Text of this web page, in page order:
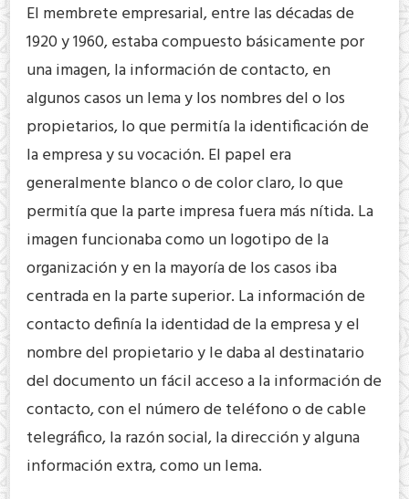
El membrete empresarial, entre las décadas de
1920 y 1960, estaba compuesto básicamente por
una imagen, la información de contacto, en
algunos casos un lema y los nombres del o los
propietarios, lo que permitía la identificación de
la empresa y su vocación. El papel era
generalmente blanco o de color claro, lo que
permitía que la parte impresa fuera más nítida. La
imagen funcionaba como un logotipo de la
organización y en la mayoría de los casos iba
centrada en la parte superior. La información de
contacto definía la identidad de la empresa y el
nombre del propietario y le daba al destinatario
del documento un fácil acceso a la información de
contacto, con el número de teléfono o de cable
telegráfico, la razón social, la dirección y alguna
información extra, como un lema.